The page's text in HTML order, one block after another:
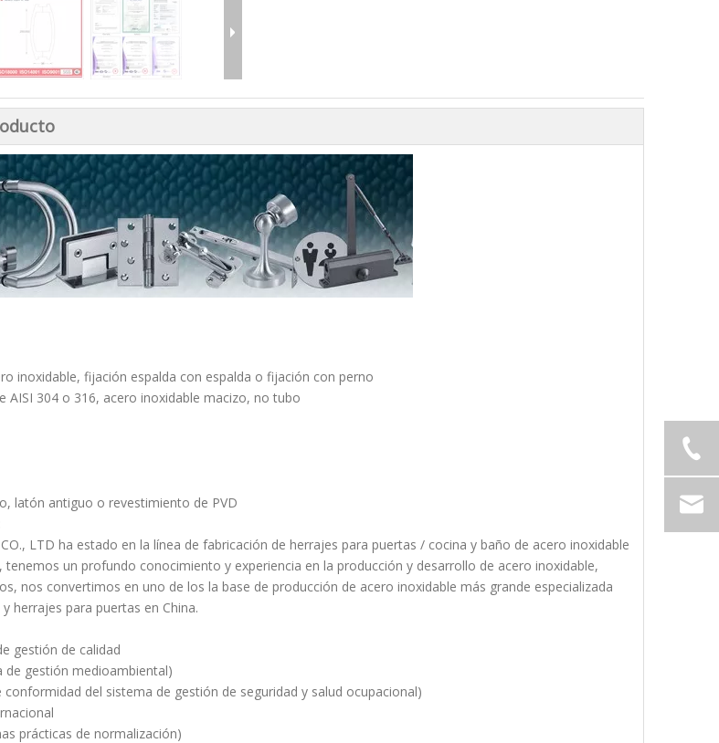
inoxidable, fijación espalda con espalda o fijación con perno
AISI 304 o 316, acero inoxidable macizo, no tubo
latón antiguo o revestimiento de PVD
CO., LTD ha estado en la línea de fabricación de herrajes para puertas / cocina y baño de acero inoxidable
tenemos un profundo conocimiento y experiencia en la producción y desarrollo de acero inoxidable,
nos convertimos en uno de los la base de producción de acero inoxidable más grande especializada
herrajes para puertas en China.
gestión de calidad
de gestión medioambiental)
conformidad del sistema de gestión de seguridad y salud ocupacional)
prácticas de normalización)